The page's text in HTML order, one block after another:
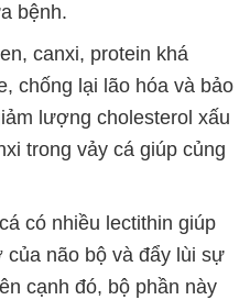
bệnh.
canxi, protein khá
chống lại lão hóa và bảo
lượng cholesterol xấu
trong vảy cá giúp củng
có nhiều lectithin giúp
não bộ và đẩy lùi sự
cạnh đó, bộ phần này